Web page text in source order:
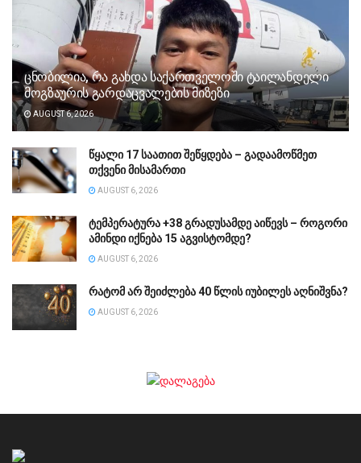
ცნობილია, რა გახდა საქართველოში ტაილანდელი
მოგზაურის გარდაცვალების მიზეზი
AUGUST 6, 2026
წყალი 17 საათით შეწყდება – გადაამოწმეთ
თქვენი მისამართი
AUGUST 6, 2026
ტემპერატურა +38 გრადუსამდე აიწევს – როგორი
ამინდი იქნება 15 აგვისტომდე?
AUGUST 6, 2026
რატომ არ შეიძლება 40 წლის იუბილეს აღნიშვნა?
AUGUST 6, 2026